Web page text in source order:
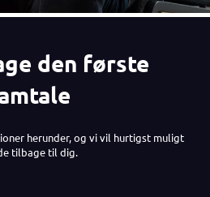
den første
herunder, og vi vil hurtigst muligt
tilbage til dig.